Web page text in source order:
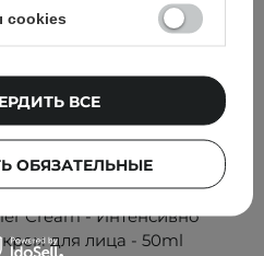
Cream - Интенсивно
для лица - 50ml
cookies
ОБЯЗАТЕЛЬНЫЕ
ВСЕ